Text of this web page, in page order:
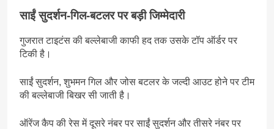
साईं सुदर्शन-गिल-बटलर पर बड़ी जिम्मेदारी
गुजरात टाइटंस की बल्लेबाजी काफी हद तक उसके टॉप ऑर्डर पर
टिकी है।
साईं सुदर्शन, शुभमन गिल और जोस बटलर के जल्दी आउट होने पर टीम
की बल्लेबाजी बिखर सी जाती है।
ऑरेंज कैप की रेस में दूसरे नंबर पर साईं सुदर्शन और तीसरे नंबर पर